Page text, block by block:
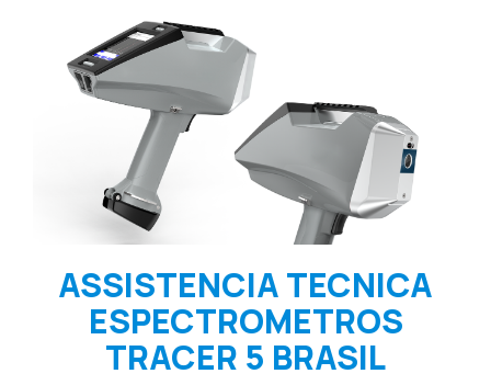
ASSISTENCIA TECNICA
ESPECTROMETROS
TRACER 5 BRASIL